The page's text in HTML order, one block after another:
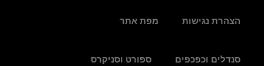
הצהרת נגישות מפת אתר
סנדלים וכפכפים ספורט וסניקרס